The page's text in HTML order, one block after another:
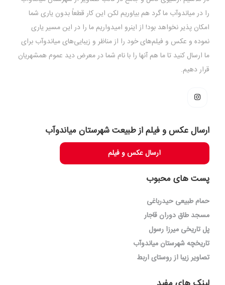
را در میاندوآب ما گرد هم بیاوریم لکن این کار قطعاً بدون یاری شما
امکان پذیر نخواهد بود! از اینرو امیدواریم ما را در این مسیر یاری
نموده و عکس و فیلم‌های خود را از مناظر و زیبایی‌های میاندوآب برای
ما ارسال کنید تا ما هم آنها را با نام شما در معرض دید عموم همشهریان
قرار دهیم.
ارسال عکس و فیلم از طبیعت شهرستان میاندوآب
ارسال عکس و فیلم
پست های محبوب
حمام طبیعی حیدرباغی
مسجد طاق دوران قاجار
پل تاریخی میرزا رسول
تاریخچه شهرستان میاندوآب
تصاویر زیبا از روستای اربط